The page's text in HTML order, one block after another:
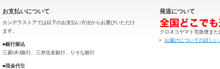
お支払いについて
カンデラストアでは以下のお支払い方法からお選びいただけ
ます。
■銀行振込
三菱UFJ銀行、三井住友銀行、りそな銀行
■現金代引
発送について
クロネコヤマト宅急便ま
お届けについての詳し